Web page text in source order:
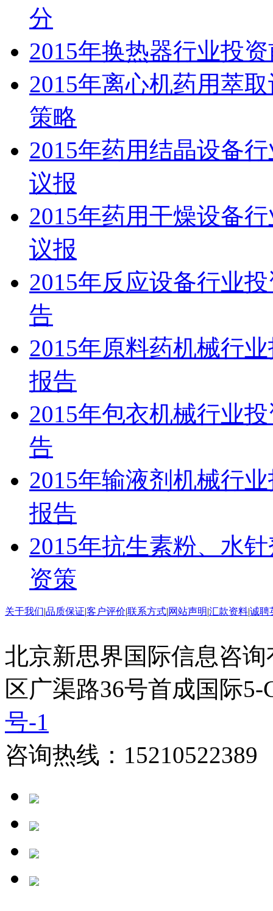
分
2015年换热器行业投
2015年离心机药用萃
策略
2015年药用结晶设备
议报
2015年药用干燥设备
议报
2015年反应设备行业
告
2015年原料药机械行
报告
2015年包衣机械行业
告
2015年输液剂机械行
报告
2015年抗生素粉、水
资策
关于我们|品质保证|客户评价|联系方式|网站声明|汇款资料|诚聘
北京新思界国际信息咨
区广渠路36号首成国际
号-1
咨询热线：